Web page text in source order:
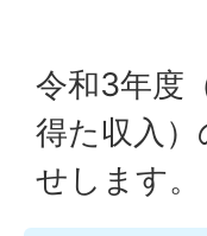
令和3年度
得た収入
せします。